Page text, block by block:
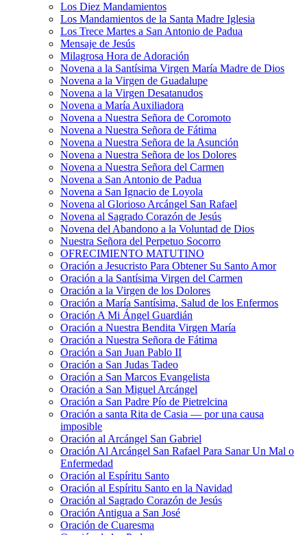
Los Diez Mandamientos
Los Mandamientos de la Santa Madre Iglesia
Los Trece Martes a San Antonio de Padua
Mensaje de Jesús
Milagrosa Hora de Adoración
Novena a la Santísima Virgen María Madre de Dios
Novena a la Virgen de Guadalupe
Novena a la Virgen Desatanudos
Novena a María Auxiliadora
Novena a Nuestra Señora de Coromoto
Novena a Nuestra Señora de Fátima
Novena a Nuestra Señora de la Asunción
Novena a Nuestra Señora de los Dolores
Novena a Nuestra Señora del Carmen
Novena a San Antonio de Padua
Novena a San Ignacio de Loyola
Novena al Glorioso Arcángel San Rafael
Novena al Sagrado Corazón de Jesús
Novena del Abandono a la Voluntad de Dios
Nuestra Señora del Perpetuo Socorro
OFRECIMIENTO MATUTINO
Oración a Jesucristo Para Obtener Su Santo Amor
Oración a la Santísima Virgen del Carmen
Oración a la Virgen de los Dolores
Oración a María Santísima, Salud de los Enfermos
Oración A Mi Ángel Guardián
Oración a Nuestra Bendita Virgen María
Oración a Nuestra Señora de Fátima
Oración a San Juan Pablo II
Oración a San Judas Tadeo
Oración a San Marcos Evangelista
Oración a San Miguel Arcángel
Oración a San Padre Pío de Pietrelcina
Oración a santa Rita de Casia — por una causa
imposible
Oración al Arcángel San Gabriel
Oración Al Arcángel San Rafael Para Sanar Un Mal o
Enfermedad
Oración al Espíritu Santo
Oración al Espíritu Santo en la Navidad
Oración al Sagrado Corazón de Jesús
Oración Antigua a San José
Oración de Cuaresma